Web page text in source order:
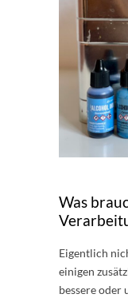
Was
Eigentlich
einigen
bessere oder